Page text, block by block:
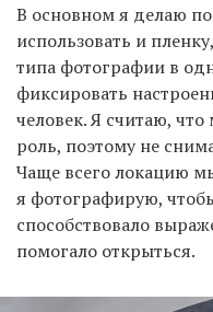
В основном я делаю
использовать и
типа фотографии в
фиксировать
человек. Я считаю,
роль, поэтому не
Чаще всего локацию
я фотографирую,
способствовало
помогало открыться.